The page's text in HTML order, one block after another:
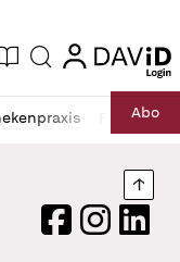
Ausgabe
Suche login
RechtAbo
FacebookInstagram